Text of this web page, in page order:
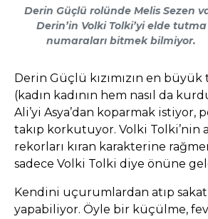
Derin Güçlü rolünde Melis Sezen
Derin’in Volki Tolki’yi elde tutma
numaraları bitmek bilmiyor.
Derin Güçlü kızımızın en büyük
(kadın kadının hem nasıl da
Ali’yi Asya’dan koparmak istiyor,
takıp korkutuyor. Volki Tolki’nin
rekorları kıran karakterine
sadece Volki Tolki diye önüne
Kendini uçurumlardan atıp sakat
yapabiliyor. Öyle bir küçülme,